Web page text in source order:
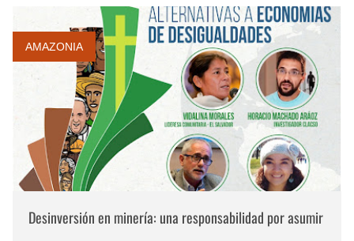
AMAZONIA
Desinversión en minería: una responsabilidad por asumir